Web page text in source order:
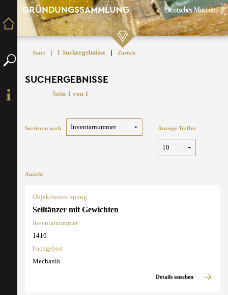
GRÜNDUNGSSAMMLUNG
Start | 1 Suchergebnisse | Zurück
SUCHERGEBNISSE
Seite 1 von 1
Sortieren nach Anzeige Treffer
Ansicht
Objektbezeichnung
Seiltänzer mit Gewichten
Inventarnummer
1410
Fachgebiet
Mechanik
Details ansehen